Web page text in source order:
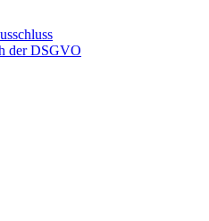
der DSGVO